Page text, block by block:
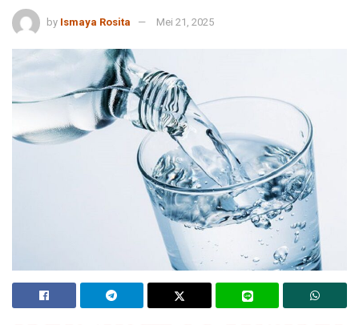
by Ismaya Rosita Mei 21, 2025